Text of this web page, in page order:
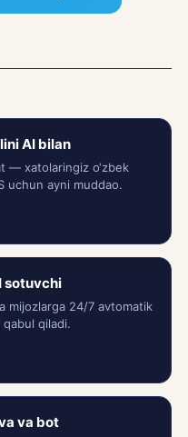
AI bilan
— xatolaringiz o‘zbek
uchun ayni muddao.
sotuvchi
mijozlarga 24/7 avtomatik
qabul qiladi.
va bot